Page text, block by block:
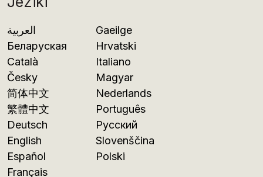
العربية
Беларуская
Català
Česky
简体中文
繁體中文
Deutsch
English
Español
Français
Gaeilge
Hrvatski
Italiano
Magyar
Nederlands
Português
Русский
Slovenščina
Polski